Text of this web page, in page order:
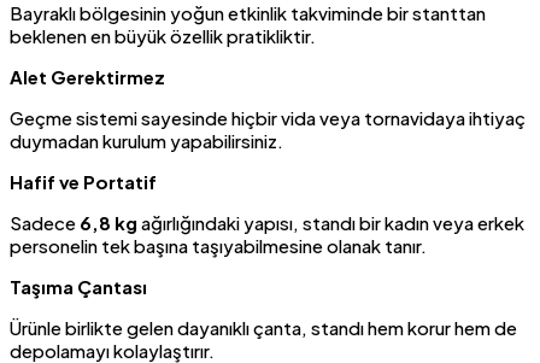
Bayraklı bölgesinin yoğun etkinlik takviminde bir stanttan
beklenen en büyük özellik pratikliktir.
Alet Gerektirmez
Geçme sistemi sayesinde hiçbir vida veya tornavidaya ihtiyaç
duymadan kurulum yapabilirsiniz.
Hafif ve Portatif
Sadece 6,8 kg ağırlığındaki yapısı, standı bir kadın veya erkek
personelin tek başına taşıyabilmesine olanak tanır.
Taşıma Çantası
Ürünle birlikte gelen dayanıklı çanta, standı hem korur hem de
depolamayı kolaylaştırır.